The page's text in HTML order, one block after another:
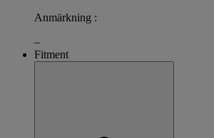
Anmärkning :
–
Fitment